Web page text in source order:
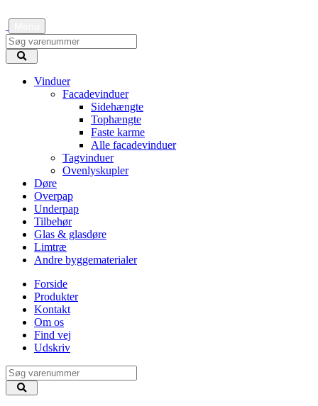
Vinduer
Facadevinduer
Sidehængte
Tophængte
Faste karme
Alle facadevinduer
Tagvinduer
Ovenlyskupler
Døre
Overpap
Underpap
Tilbehør
Glas & glasdøre
Limtræ
Andre byggematerialer
Forside
Produkter
Kontakt
Om os
Find vej
Udskriv